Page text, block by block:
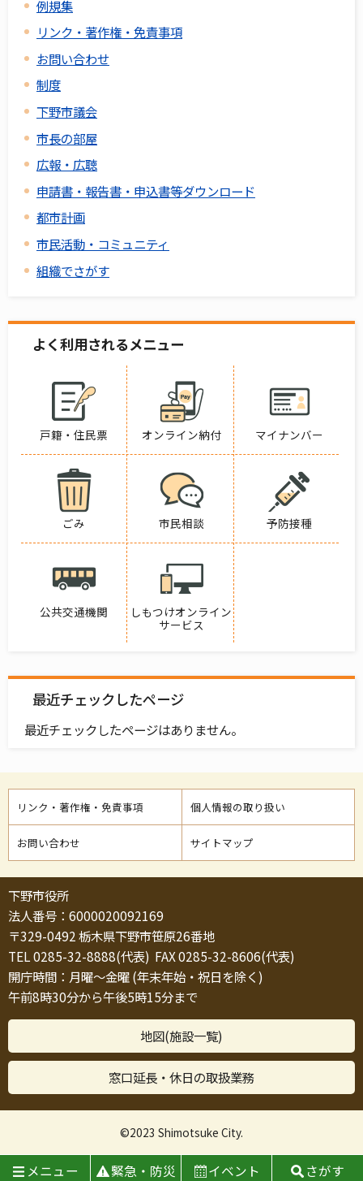
例規集
リンク・著作権・免責事項
お問い合わせ
制度
下野市議会
市長の部屋
広報・広聴
申請書・報告書・申込書等ダウンロード
都市計画
市民活動・コミュニティ
組織でさがす
よく利用されるメニュー
戸籍・住民票 オンライン納付 マイナンバー
ごみ 市民相談 予防接種
公共交通機関
しもつけオンライン
サービス
最近チェックしたページ
最近チェックしたページはありません。
リンク・著作権・免責事項 個人情報の取り扱い
お問い合わせ サイトマップ
下野市役所
法人番号：6000020092169
〒329-0492 栃木県下野市笹原26番地
TEL 0285-32-8888(代表) FAX 0285-32-8606(代表)
開庁時間：月曜～金曜 (年末年始・祝日を除く)
午前8時30分から午後5時15分まで
地図(施設一覧)
窓口延長・休日の取扱業務
©2023 Shimotsuke City.
メニュー 緊急・防災 イベント さがす